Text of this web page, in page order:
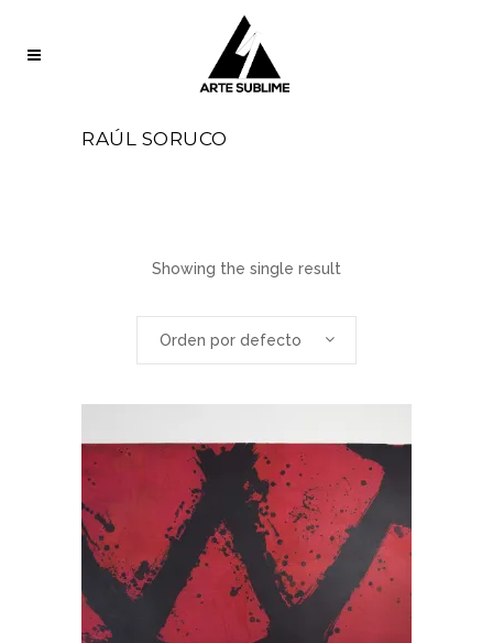
RAÚL SORUCO
Showing the single result
Orden por defecto